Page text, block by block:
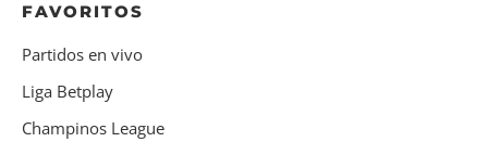
FAVORITOS
Partidos en vivo
Liga Betplay
Champinos League